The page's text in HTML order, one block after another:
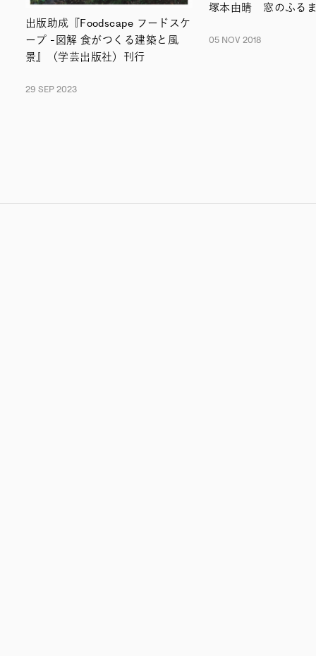
出版助成『Foodscape フードスケ
ープ -図解 食がつくる建築と風
景』（学芸出版社）刊行
29 SEP 2023
塚本由晴 窓のふる
05 NOV 2018